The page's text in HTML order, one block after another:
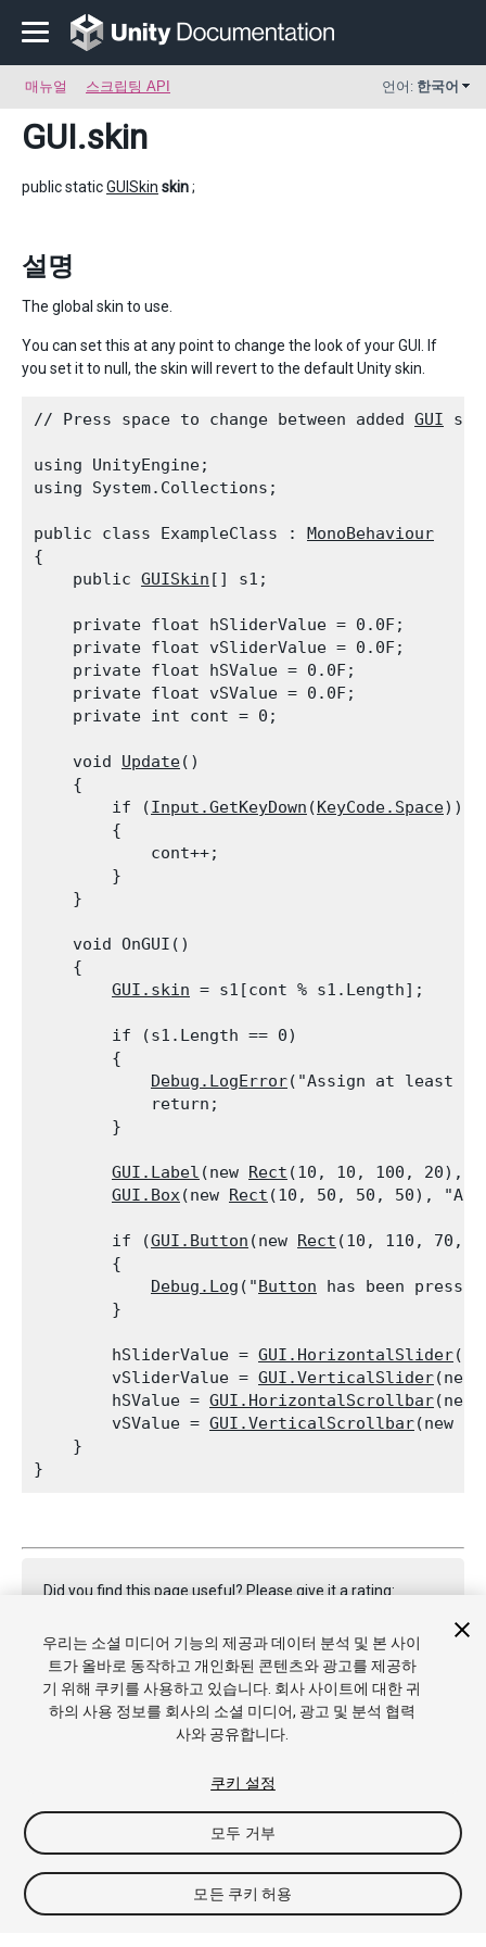
매뉴얼 스크립팅 API 언어: 한국어
GUI.skin
public staticGUISkin skin;
설명
The global skin to use.
You can set this at any point to change the look of your GUI. If
you set it to null, the skin will revert to the default Unity skin.
// Press space to change between added GUI
using UnityEngine;
using System.Collections;
public class ExampleClass : MonoBehaviour
{
    public
GUISkin [] s1;
    private float hSliderValue = 0.0F;
    private float vSliderValue = 0.0F;
    private float hSValue = 0.0F;
    private float vSValue = 0.0F;
    private int cont = 0;
    void
Update()
    {
        if (
Input.GetKeyDown (KeyCode.Space))
        {
            cont++;
        }
    }
    void OnGUI()
    {
GUI.skin = s1[cont % s1.Length];
        if (s1.Length == 0)
        {
Debug.LogError("Assign at least 1
            return;
        }
GUI.Label (new Rect (10, 10, 100, 20),
GUI.Box(new Rect (10, 50, 50, 50), "A
        if (
GUI.Button (new Rect (10, 110, 70,
        {
Debug.Log ("Button has been
        }
        hSliderValue =
GUI.HorizontalSlider
        vSliderValue =
GUI.VerticalSlider(new
        hSValue =
GUI.HorizontalScrollbar(new
        vSValue =
GUI.VerticalScrollbar(new
    }
Did you find this page useful? Please give it a rating:
Report a problem on this page
Copyright © 2021 Unity Technologies. Publication 2021.1
및 이용약관
개인정보처리방침
내 개인정보 판
매 금지
쿠키 기본 설정
우리는 소셜 미디어 기능의 제공과 데이터 분석 및 본 사이
트가 올바로 동작하고 개인화된 콘텐츠와 광고를 제공하
기 위해 쿠키를 사용하고 있습니다. 회사 사이트에 대한 귀
하의 사용 정보를 회사의 소셜 미디어, 광고 및 분석 협력
사와 공유합니다.
쿠키 설정
모두 거부
모든 쿠키 허용